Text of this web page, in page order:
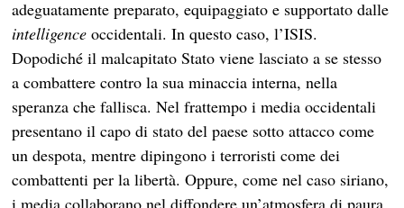
adeguatamente preparato, equipaggiato e supportato dalle
intelligence occidentali. In questo caso, l’ISIS.
Dopodiché il malcapitato Stato viene lasciato a se stesso
a combattere contro la sua minaccia interna, nella
speranza che fallisca. Nel frattempo i media occidentali
presentano il capo di stato del paese sotto attacco come
un despota, mentre dipingono i terroristi come dei
combattenti per la libertà. Oppure, come nel caso siriano,
i media collaborano nel diffondere un’atmosfera di paura